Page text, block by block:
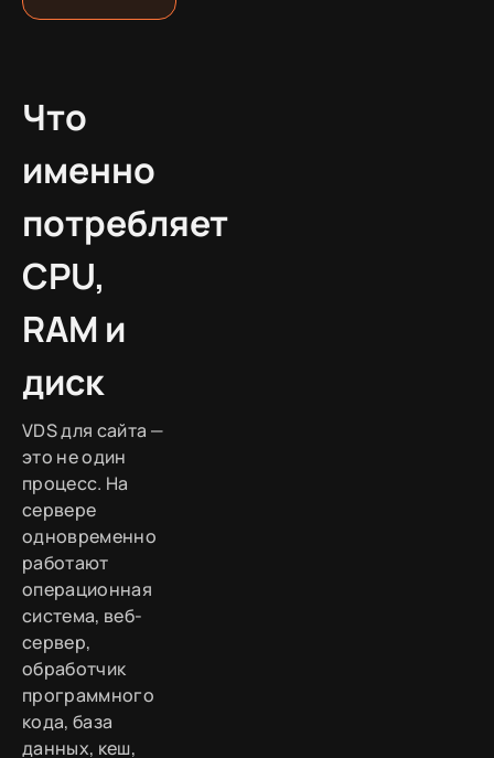
Что
именно
потребляет
CPU,
RAM и
диск
VDS для сайта —
это не один
процесс. На
сервере
одновременно
работают
операционная
система, веб-
сервер,
обработчик
программного
кода, база
данных, кеш,